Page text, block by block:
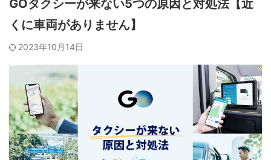
GOタクシーが来ない5つの原因と対処法【近
くに車両がありません】
2023年10月14日